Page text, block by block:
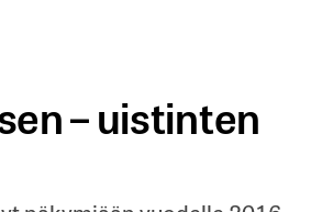
– uistinten